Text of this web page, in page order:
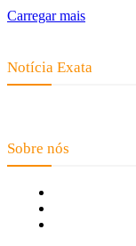
Carregar mais
Notícia Exata
Sobre nós